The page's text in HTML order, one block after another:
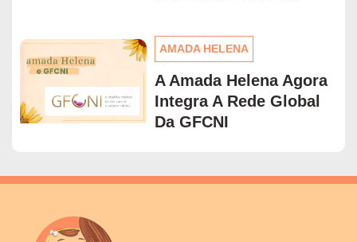
AMADA HELENA
A Amada Helena Agora
Integra A Rede Global
Da GFCNI